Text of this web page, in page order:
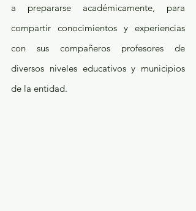
a prepararse académicamente, para
compartir conocimientos y experiencias
con sus compañeros profesores de
diversos niveles educativos y municipios
de la entidad.